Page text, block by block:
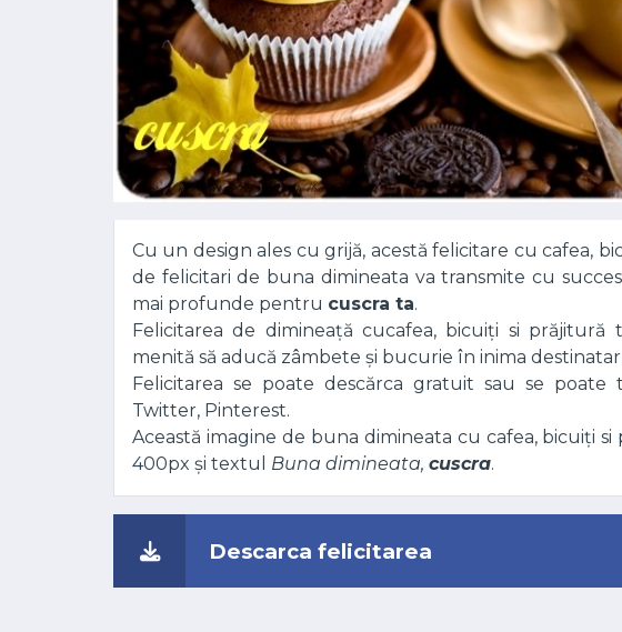
Cu un design ales cu grijă, acestă felicitare cu cafea,
de felicitari de buna dimineata va transmite cu
mai profunde pentru cuscra ta.
Felicitarea de dimineață cucafea, bicuiți si prăjitură
menită să aducă zâmbete și bucurie în inima
Felicitarea se poate descărca gratuit sau se poate
Twitter, Pinterest.
Această imagine de buna dimineata cu cafea, bicuiți
400px și textul Buna dimineata, cuscra.
Descarca felicitarea